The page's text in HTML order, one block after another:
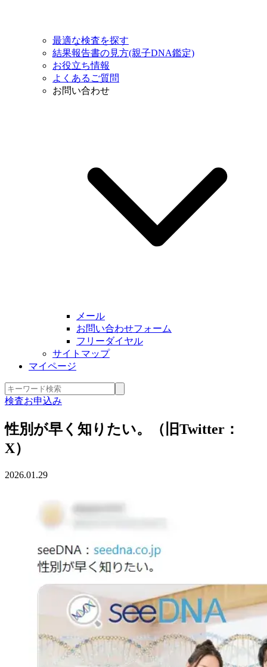
最適な検査を探す
結果報告書の見方(親子DNA鑑定)
お役立ち情報
よくあるご質問
お問い合わせ
メール
お問い合わせフォーム
フリーダイヤル
サイトマップ
マイページ
検査お申込み
性別が早く知りたい。（旧Twitter：
X）
2026.01.29